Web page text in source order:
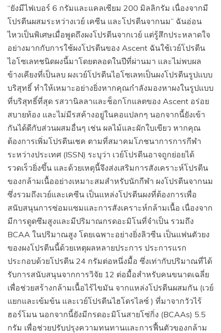
“ยังมีไฟเบอร์ 6 กรัมและแคลเซียม 200 มิลลิกรัม เนื่องจากมี
โปรตีนผสมระหว่างเวย์ เคซีน และโปรตีนจากนม” ฉันอ่อน
ไหวเป็นพิเศษเมื่อพูดถึงผงโปรตีนจากเวย์ แต่รู้สึกประหลาดใจ
อย่างมากกับการใช้ผงโปรตีนของ Ascent ฉันใช้เวย์โปรตีน
ไอโซเลทชนิดผงนี้มาโดยตลอดในปีที่ผ่านมา และไม่พบผล
ข้างเคียงที่เป็นลบ ผงเวย์โปรตีนไอโซเลทเป็นผงโปรตีนรูปแบบ
บริสุทธิ์ ทำให้เหมาะอย่างยิ่งหากคุณกำลังมองหาผงในรูปแบบ
ที่บริสุทธิ์ที่สุด รสวานิลลาและช็อกโกแลตของ Ascent อร่อย
สบายท้อง และไม่มีรสค้างอยู่ในคอแปลกๆ นอกจากนี้ยังเข้า
กันได้ดีกับส่วนผสมอื่นๆ เช่น ผลไม้และผักใบเขียว หากคุณ
ต้องการเพิ่มโปรตีนเชค ตามที่สมาคมโภชนาการการกีฬา
ระหว่างประเทศ (ISSN) ระบุว่า เวย์โปรตีนอาจถูกย่อยได้
รวดเร็วยิ่งขึ้น และด้วยเหตุนี้จึงส่งเสริมการสังเคราะห์โปรตีน
ของกล้ามเนื้ออย่างเหมาะสมสำหรับนักกีฬา ผงโปรตีนจากนม
ซึ่งรวมถึงเวย์และเคซีน เป็นแหล่งโปรตีนผงที่ต้องการเพื่อ
สนับสนุนการซ่อมแซมและการสังเคราะห์กล้ามเนื้อ เนื่องจาก
มีการดูดซึมสูงและมีปริมาณกรดอะมิโนที่จำเป็น รวมถึง
BCAA ในปริมาณสูง โดยเฉพาะอย่างยิ่งลิวซีน เป็นแฟนตัวยง
ของผงโปรตีนนี้ด้วยเหตุผลหลายประการ ประการแรก
ประกอบด้วยโปรตีน 24 กรัมต่อหนึ่งมื้อ ซึ่งเท่ากับปริมาณที่ได้
รับการสนับสนุนจากการวิจัย 12 ต่อมื้อสำหรับคนขนาดเฉลี่ย
เพื่อช่วยสร้างกล้ามเนื้อไร้ไขมัน จากแหล่งโปรตีนผสมกัน (เวย์
แยกและเข้มข้น และเวย์โปรตีนไฮโดรไลซ์ ) ที่มาจากวัวไร้
ฮอร์โมน นอกจากนี้ยังมีกรดอะมิโนสายโซ่กิ่ง (BCAAs) 5.5
กรัม เพื่อช่วยปรับปรุงความทนทานและการฟื้นตัวของกล้าม